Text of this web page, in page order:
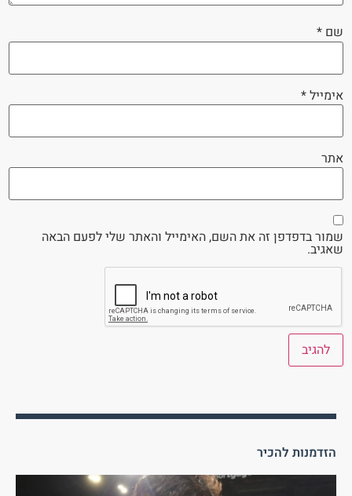
שם *
אימייל*
אתר
שמור בדפדפן זה את השם, האימייל והאתר שלי לפעם הבאה
שאגיב.
הזדמנות להכיר